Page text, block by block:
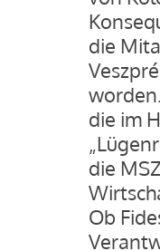
die
die im
die
Ob